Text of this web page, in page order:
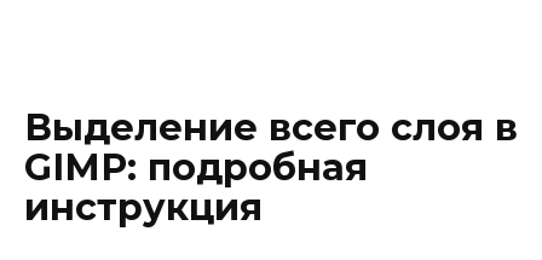
Выделение всего слоя в
GIMP: подробная
инструкция